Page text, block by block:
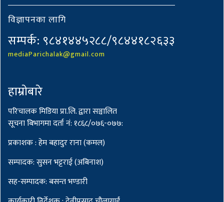
विज्ञापनका लागि
सम्पर्क: ९८४१४४५२८८/९८४४१८२६३३
mediaParichalak@gmail.com
हाम्राेबारे
परिचालक मिडिया प्रा.लि. द्वारा सञ्चालित
सूचना बिभागमा दर्ता नं: १८६८/०७६-०७७:
प्रकाशक : हेम बहादुर राना (कमल)
सम्पादक: सुसन भट्टराई (अबिनाश)
सह-सम्पादक: बसन्त भण्डारी